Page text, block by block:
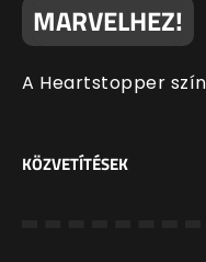
MARVELHEZ!
A Heartstopper
KÖZVETÍTÉSEK